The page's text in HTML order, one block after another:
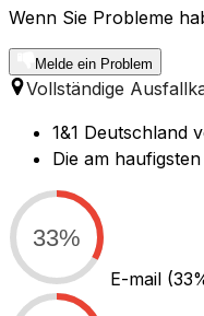
Wenn Sie Probleme
Melde ein Problem
Vollständige
1&1 Deutschland
Die am
33%
E-mail